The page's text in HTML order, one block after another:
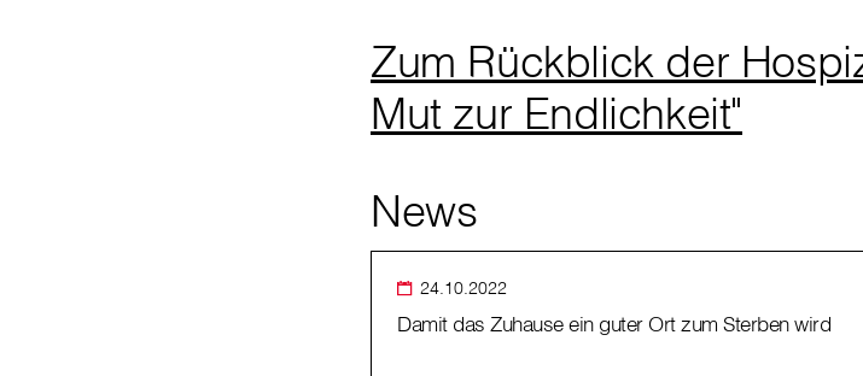
Zum Rückblick der
Mut zur Endlichkeit"
News
24.10.2022
Damit das Zuhause ein guter Ort zum Sterben wird